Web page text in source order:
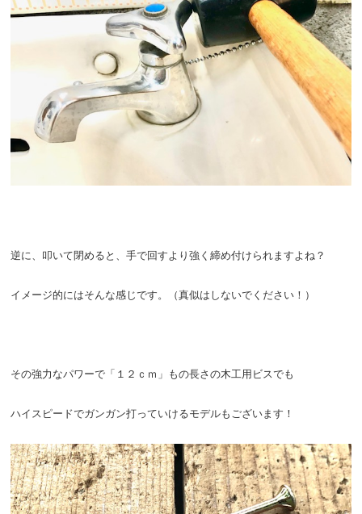
逆に、叩いて閉めると、手で回すより強く締め付けられますよね？
イメージ的にはそんな感じです。（真似はしないでください！）
その強力なパワーで「１２ｃｍ」もの長さの木工用ビスでも
ハイスピードでガンガン打っていけるモデルもございます！